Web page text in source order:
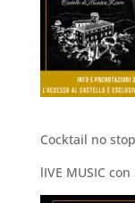
Cocktail no
lIVE MUSIC con